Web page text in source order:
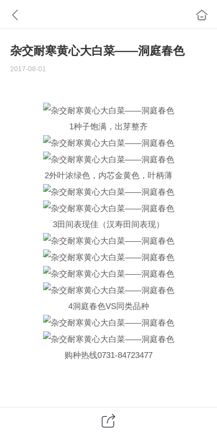
杂交耐寒黄心大白菜——洞庭春色
2017-08-01
1种子饱满，出芽整齐
2外叶浓绿色，内芯金黄色，叶柄薄
3田间表现佳（汉寿田间表现）
4洞庭春色VS同类品种
购种热线0731-84723477